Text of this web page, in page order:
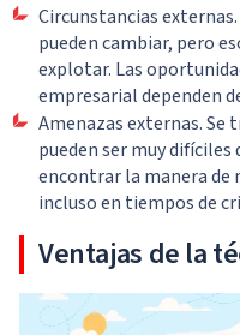
Circunstancias
pueden cambiar, pero
explotar. Las
empresarial dependen
Amenazas externas. Se
pueden ser muy
encontrar la manera
incluso en tiempos de
Ventajas de la